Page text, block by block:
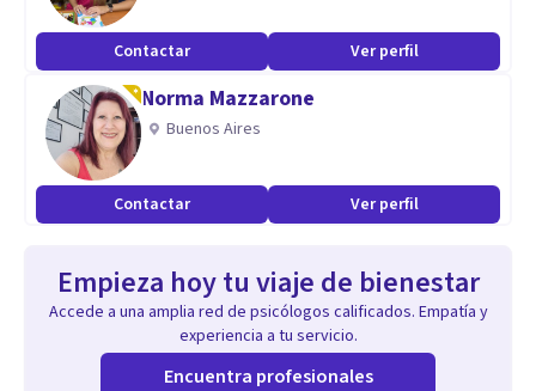
Contactar Ver perfil
Norma Mazzarone
Buenos Aires
Contactar Ver perfil
Empieza hoy tu viaje de bienestar
Accede a una amplia red de psicólogos calificados. Empatía y
experiencia a tu servicio.
Encuentra profesionales